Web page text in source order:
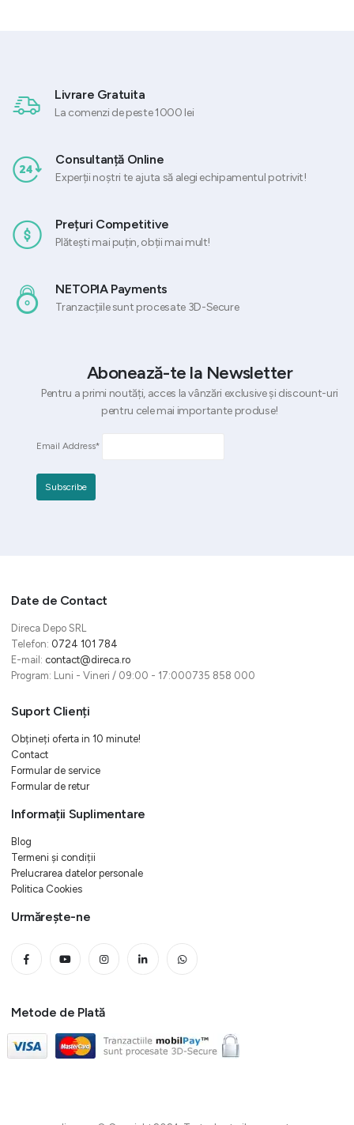
Livrare Gratuita
La comenzi de peste 1000 lei
Consultanță Online
Experții noștri te ajuta să alegi echipamentul potrivit!
Prețuri Competitive
Plătești mai puțin, obții mai mult!
NETOPIA Payments
Tranzacțiile sunt procesate 3D-Secure
Abonează-te la Newsletter
Pentru a primi noutăți, acces la vânzări exclusive și discount-uri
pentru cele mai importante produse!
Email Address*
Date de Contact
Direca Depo SRL
Telefon: 0724 101 784
E-mail: contact@direca.ro
Program: Luni - Vineri / 09:00 - 17:000735 858 000
Suport Clienți
Obțineți oferta in 10 minute!
Contact
Formular de service
Formular de retur
Informații Suplimentare
Blog
Termeni și condiții
Prelucrarea datelor personale
Politica Cookies
Urmărește-ne
Metode de Plată